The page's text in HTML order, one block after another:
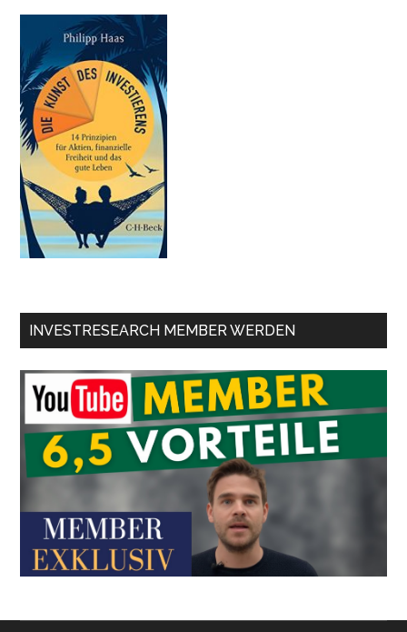
INVESTRESEARCH MEMBER WERDEN